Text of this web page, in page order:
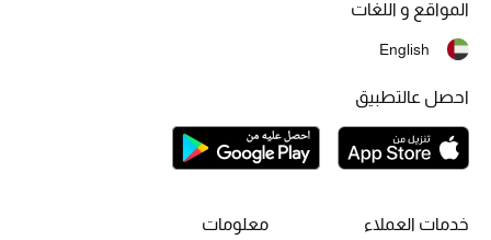
جميع الإكسسورات النسائية
موضة نسائية
تسوقوا للنساء
خدمات العملاء معلومات
المواقع و اللغات
English
احصل عالتطبيق